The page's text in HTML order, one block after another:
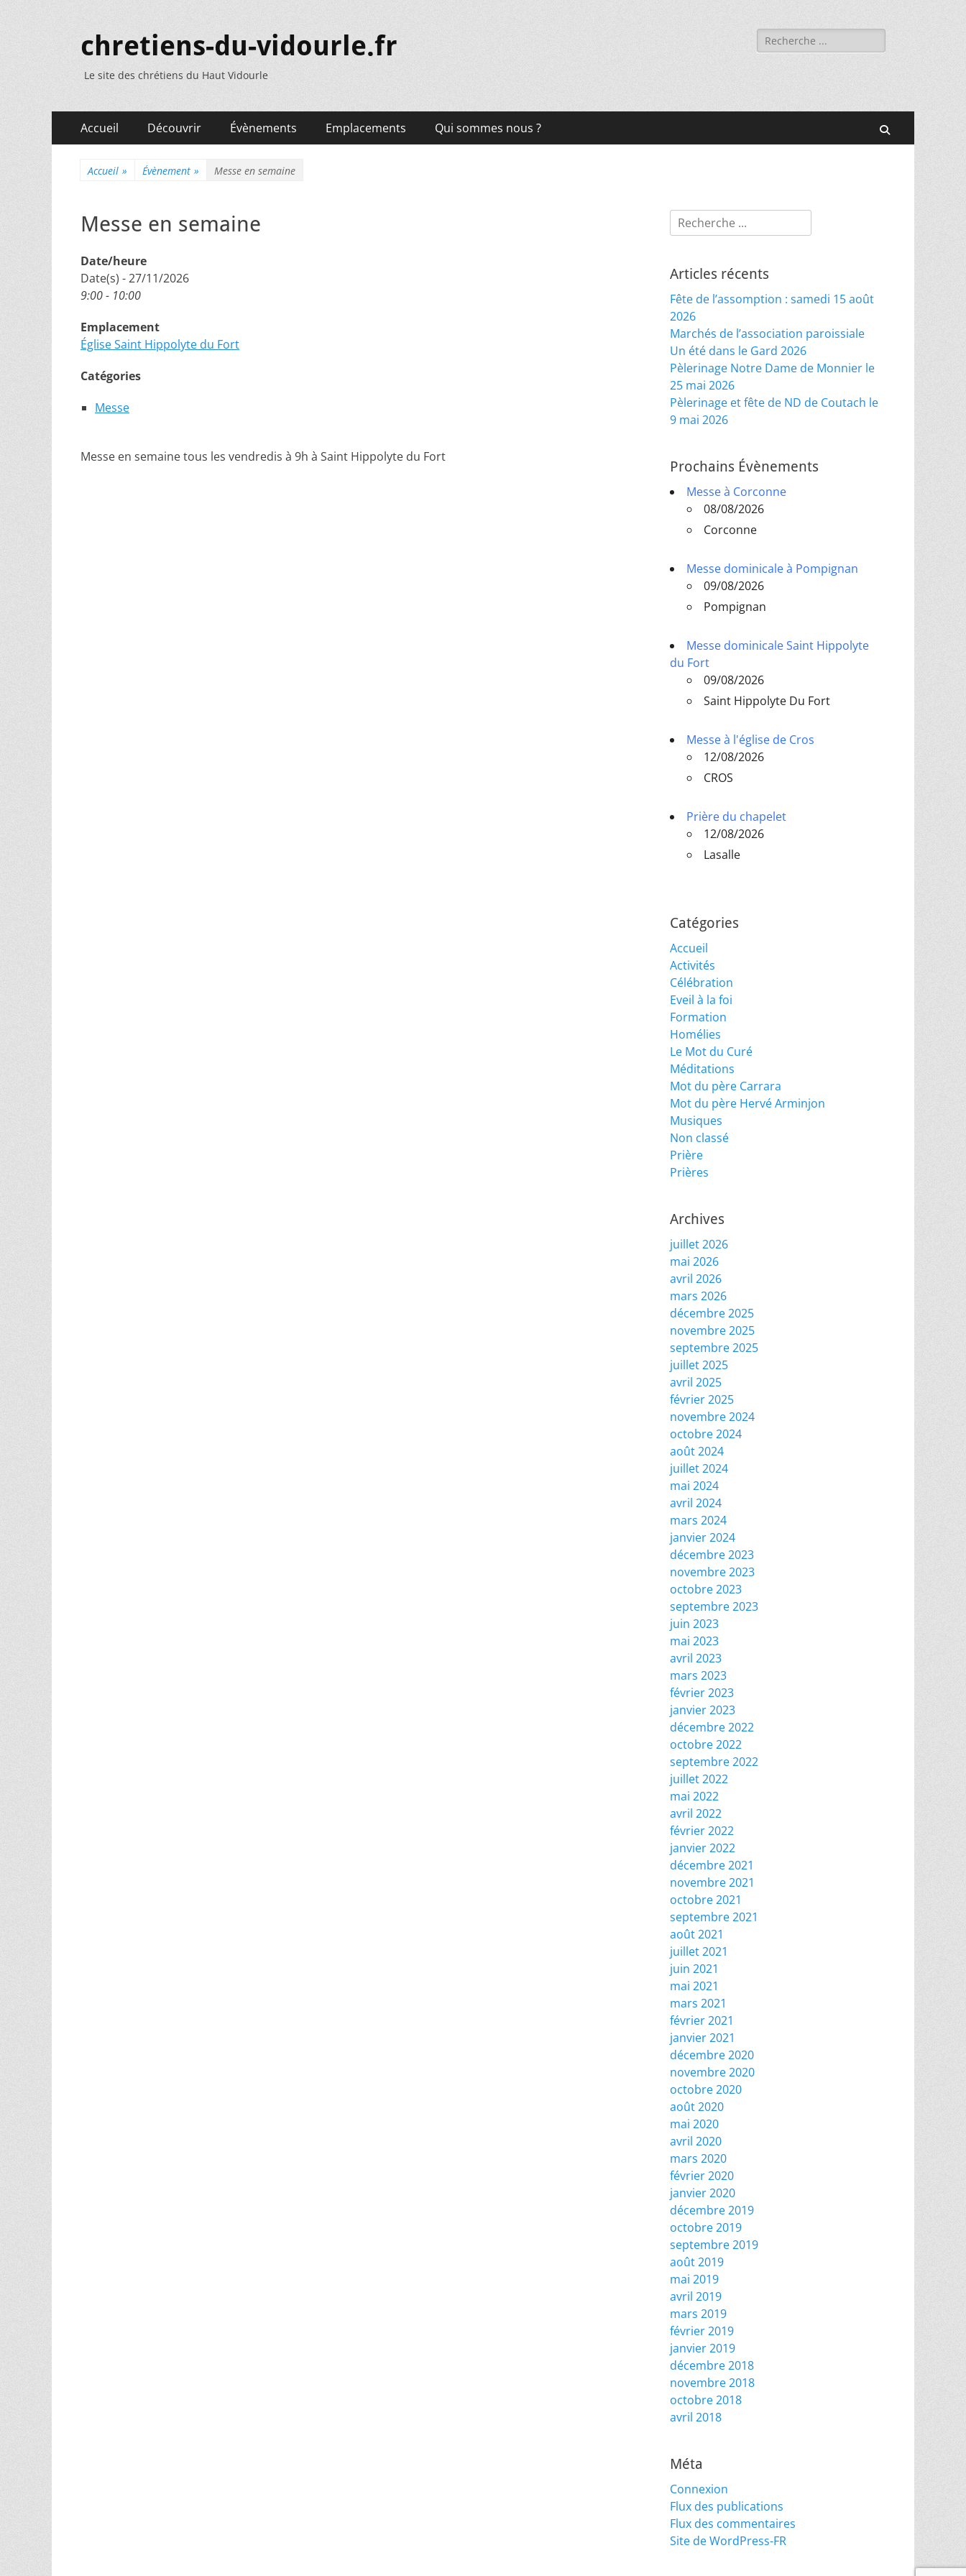
chretiens-du-vidourle.fr
Le site des chrétiens du Haut Vidourle
Rechercher :
Menu
principal
Accueil Découvrir Évènements Emplacements Qui sommes nous ?
Accueil » Évènement » Messe en semaine
Messe en semaine
Date/heure
Date(s) - 27/11/2026
9:00 - 10:00
Emplacement
Église Saint Hippolyte du Fort
Catégories
Messe
Messe en semaine tous les vendredis à 9h à Saint Hippolyte du Fort
Rechercher :
Articles récents
Fête de l’assomption : samedi 15 août
2026
Marchés de l’association paroissiale
Un été dans le Gard 2026
Pèlerinage Notre Dame de Monnier le
25 mai 2026
Pèlerinage et fête de ND de Coutach le
9 mai 2026
Prochains Évènements
Messe à Corconne
08/08/2026
Corconne
Messe dominicale à Pompignan
09/08/2026
Pompignan
Messe dominicale Saint Hippolyte
du Fort
09/08/2026
Saint Hippolyte Du Fort
Messe à l'église de Cros
12/08/2026
CROS
Prière du chapelet
12/08/2026
Lasalle
Catégories
Accueil
Activités
Célébration
Eveil à la foi
Formation
Homélies
Le Mot du Curé
Méditations
Mot du père Carrara
Mot du père Hervé Arminjon
Musiques
Non classé
Prière
Prières
Archives
juillet 2026
mai 2026
avril 2026
mars 2026
décembre 2025
novembre 2025
septembre 2025
juillet 2025
avril 2025
février 2025
novembre 2024
octobre 2024
août 2024
juillet 2024
mai 2024
avril 2024
mars 2024
janvier 2024
décembre 2023
novembre 2023
octobre 2023
septembre 2023
juin 2023
mai 2023
avril 2023
mars 2023
février 2023
janvier 2023
décembre 2022
octobre 2022
septembre 2022
juillet 2022
mai 2022
avril 2022
février 2022
janvier 2022
décembre 2021
novembre 2021
octobre 2021
septembre 2021
août 2021
juillet 2021
juin 2021
mai 2021
mars 2021
février 2021
janvier 2021
décembre 2020
novembre 2020
octobre 2020
août 2020
mai 2020
avril 2020
mars 2020
février 2020
janvier 2020
décembre 2019
octobre 2019
septembre 2019
août 2019
mai 2019
avril 2019
mars 2019
février 2019
janvier 2019
décembre 2018
novembre 2018
octobre 2018
avril 2018
Méta
Connexion
Flux des publications
Flux des commentaires
Site de WordPress-FR